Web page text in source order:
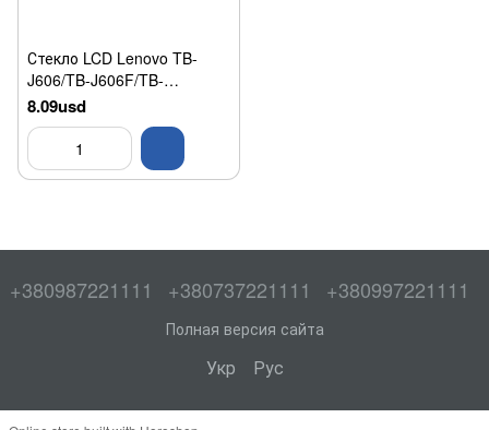
Стекло LCD Lenovo TB-
J606/TB-J606F/TB-
J606L/TB-J606N Tab P11 з
ОСА HC
8.09usd
+380987221111 +380737221111 +380997221111
Полная версия сайта
Укр Рус